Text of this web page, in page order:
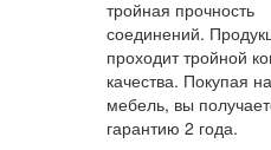
тройная прочность
соединений.
проходит тройной
качества. Покупая
мебель, вы
гарантию 2 года.